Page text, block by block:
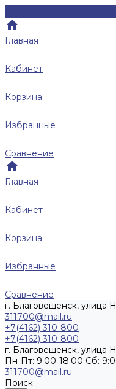
Главная
Кабинет
Корзина
Избранные
Сравнение
Главная
Кабинет
Корзина
Избранные
Сравнение
г. Благовещенск, улица
311700@mail.ru
+7(4162) 310-800
+7(4162) 310-800
г. Благовещенск, улица
Пн-Пт: 9:00-18:00 Cб:
311700@mail.ru
Поиск